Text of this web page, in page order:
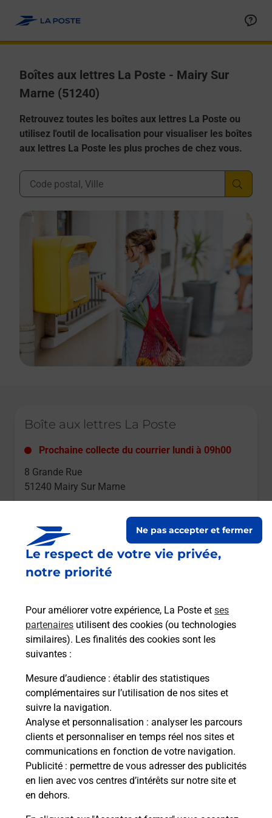
Le respect de votre vie privée,
notre priorité
Pour améliorer votre expérience, La Poste et ses
partenaires utilisent des cookies (ou technologies
similaires). Les finalités des cookies sont les
suivantes :
Mesure d’audience : établir des statistiques
complémentaires sur l’utilisation de nos sites et
suivre la navigation.
Analyse et personnalisation : analyser les parcours
clients et personnaliser en temps réel nos sites et
communications en fonction de votre navigation.
Publicité : permettre de vous adresser des publicités
en lien avec vos centres d’intérêts sur notre site et
en dehors.
Ne pas accepter et fermer
Boîtes aux lettres La Poste - Mairy Sur
Marne (51240)
Retrouvez toutes les boîtes aux lettres La Poste ou
utilisez l'outil de localisation pour visualiser les boîtes
aux lettres La Poste les plus proches de chez vous.
Ville, Département, Code Postal
Boîte aux lettres La Poste
Prochaine collecte du courrier lundi à 09h00
8 Grande Rue
51240 Mairy Sur Marne
Boîte aux lettres La Poste
12 Rue Saint Michel
51240 Mairy Sur Marne
Le lien s'ouvre dans un nouvel onglet
Boîte aux lettres La Poste
Prochaine collecte du courrierlundià 09h00
2 Rue De L Eglise
51240 Mairy Sur Marne
Le lien s'ouvre dans un nouvel onglet